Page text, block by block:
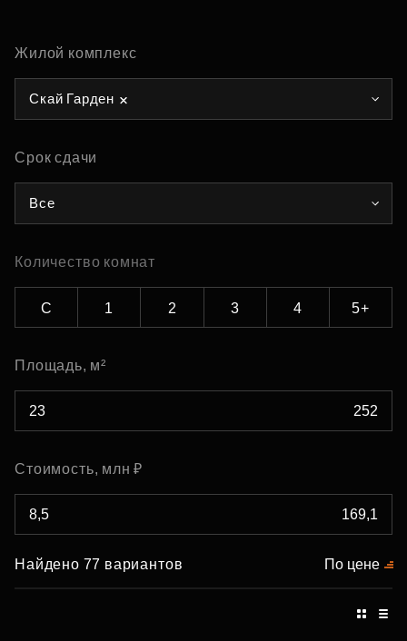
Жилой комплекс
Скай Гарден
Срок сдачи
Все
Количество комнат
С 1 2 3 4 5+
Площадь, м²
Стоимость, млн ₽
Найдено 77 вариантов По цене